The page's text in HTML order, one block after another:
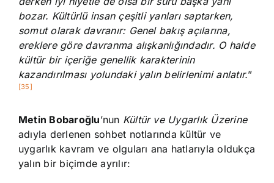
bozar. Kültürlü insan çeşitli yanları saptarken,
somut olarak davranır: Genel bakış açılarına,
ereklere göre davranma alışkanlığındadır. O halde
kültür bir içeriğe genellik karakterinin
kazandırılması yolundaki yalın belirlenimi anlatır.”
[35]
Metin Bobaroğlu’nun Kültür ve Uygarlık Üzerine
adıyla derlenen sohbet notlarında kültür ve
uygarlık kavram ve olguları ana hatlarıyla oldukça
yalın bir biçimde ayrılır: